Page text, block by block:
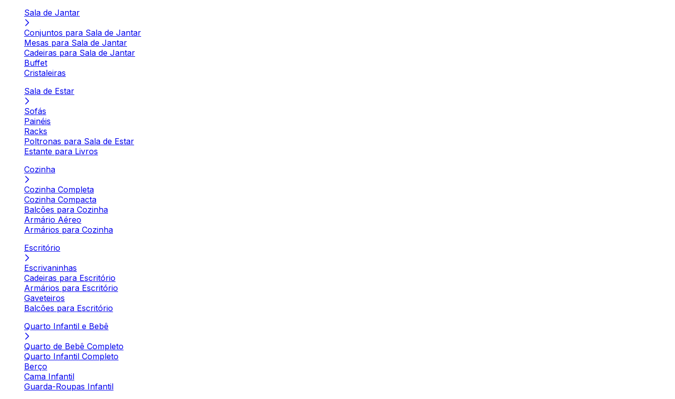
Sala de Jantar
Conjuntos para Sala de Jantar
Mesas para Sala de Jantar
Cadeiras para Sala de Jantar
Buffet
Cristaleiras
Sala de Estar
Sofás
Painéis
Racks
Poltronas para Sala de Estar
Estante para Livros
Cozinha
Cozinha Completa
Cozinha Compacta
Balcões para Cozinha
Armário Aéreo
Armários para Cozinha
Escritório
Escrivaninhas
Cadeiras para Escritório
Armários para Escritório
Gaveteiros
Balcões para Escritório
Quarto Infantil e Bebê
Quarto de Bebê Completo
Quarto Infantil Completo
Berço
Cama Infantil
Guarda-Roupas Infantil